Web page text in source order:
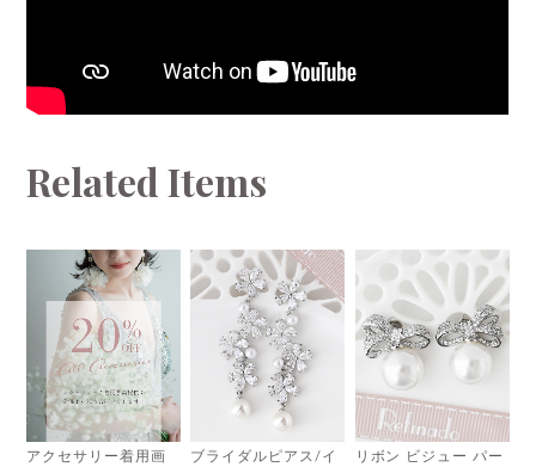
Related Items
アクセサリー着用画
ブライダルピアス/イ
リボン ビジュー パー